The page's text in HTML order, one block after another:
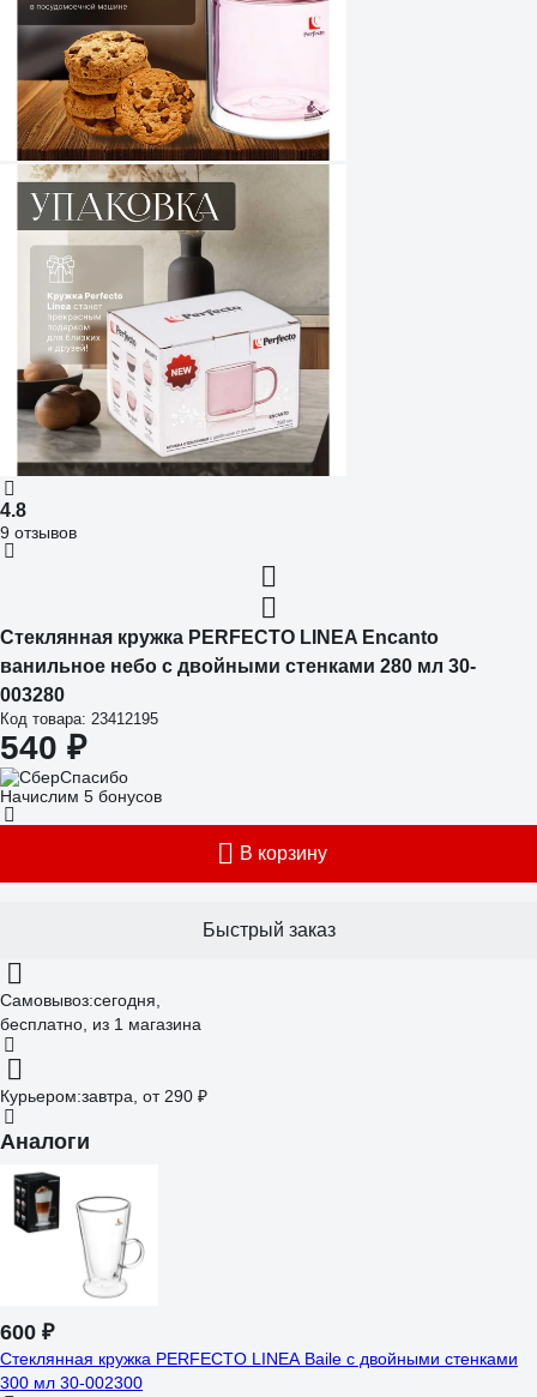
4.8
9 отзывов
Стеклянная кружка PERFECTO LINEA Encanto
ванильное небо с двойными стенками 280 мл 30-
003280
Код товара: 23412195
540 ₽
Начислим 5 бонусов
В корзину
Быстрый заказ
Самовывоз:сегодня,
бесплатно , из 1 магазина
Курьером:завтра, от 290 ₽
Аналоги
600 ₽
Стеклянная кружка PERFECTO LINEA Baile с двойными стенками
300 мл 30-002300